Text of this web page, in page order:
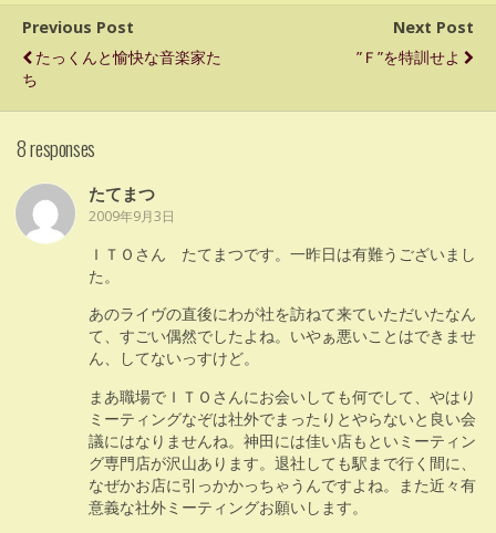
Previous Post
たっくんと愉快な音楽家た
ち
Next Post
”Ｆ”を特訓せよ
8 responses
たてまつ
2009年9月3日
ＩＴＯさん たてまつです。一昨日は有難うございまし
た。
あのライヴの直後にわが社を訪ねて来ていただいたなん
て、すごい偶然でしたよね。いやぁ悪いことはできませ
ん、してないっすけど。
まあ職場でＩＴＯさんにお会いしても何でして、やはり
ミーティングなぞは社外でまったりとやらないと良い会
議にはなりませんね。神田には佳い店もといミーティン
グ専門店が沢山あります。退社しても駅まで行く間に、
なぜかお店に引っかかっちゃうんですよね。また近々有
意義な社外ミーティングお願いします。